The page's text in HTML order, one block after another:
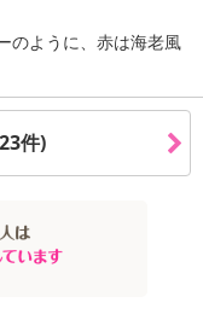
のように、赤は海老風
件)